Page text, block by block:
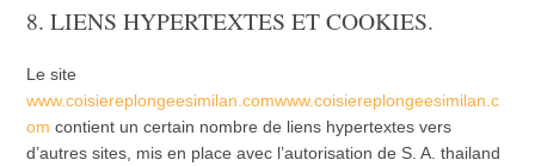
8. LIENS HYPERTEXTES ET COOKIES.
Le site
www.coisiereplongeesimilan.comwww.coisiereplongeesimilan.c
om contient un certain nombre de liens hypertextes vers
d’autres sites, mis en place avec l’autorisation de S. A. thailand